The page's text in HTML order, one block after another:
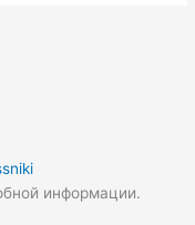
информации.